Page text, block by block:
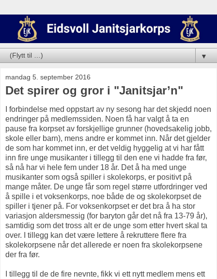
▼
mandag 5. september 2016
Det spirer og gror i "Janitsjar’n"
I forbindelse med oppstart av ny sesong har det skjedd noen
endringer på medlemssiden. Noen få har valgt å ta en
pause fra korpset av forskjellige grunner (hovedsakelig jobb,
skole eller barn), mens andre er kommet inn. Når det gjelder
de som har kommet inn, er det veldig hyggelig at vi har fått
inn fire unge musikanter i tillegg til den ene vi hadde fra før,
så nå har vi hele fem under 18 år. Det å ha med unge
musikanter som også spiller i skolekorps, er positivt på
mange måter. De unge får som regel større utfordringer ved
å spille i et voksenkorps, noe både de og skolekorpset de
spiller i tjener på. For voksenkorpset er det bra å ha stor
variasjon aldersmessig (for baryton går det nå fra 13-79 år),
samtidig som det tross alt er de unge som etter hvert skal ta
over. I tillegg kan det være lettere å rekruttere flere fra
skolekorpsene når det allerede er noen fra skolekorpsene
der fra før.
I tillegg til de de fire nevnte, fikk vi ett nytt medlem mens ett